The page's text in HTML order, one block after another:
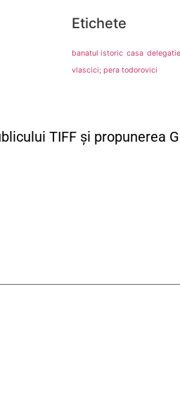
Etichete
banatul istoric casa delegatie
vlascici; pera todorovici